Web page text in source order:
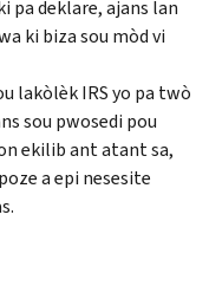
pa deklare, ajans lan
ki biza sou mòd vi
lakòlèk IRS yo pa twò
sou pwosedi pou
ekilib ant atant sa,
a epi nesesite